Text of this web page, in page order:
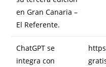
en Gran Canaria –
El Referente.
ChatGPT se
integra con